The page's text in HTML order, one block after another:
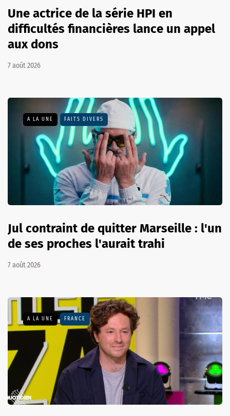
Une actrice de la série HPI en
difficultés financières lance un appel
aux dons
7 août 2026
A LA UNE FAITS DIVERS
Jul contraint de quitter Marseille : l'un
de ses proches l'aurait trahi
7 août 2026
A LA UNE FRANCE